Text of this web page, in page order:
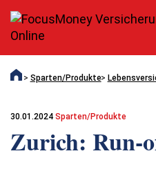
Sparten/Produkte
30.01.2024 Sparten/Produkte
Zurich: Run-